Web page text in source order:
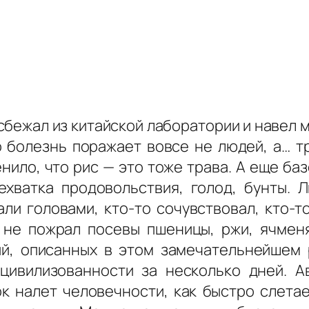
из китайской лаборатории и навел
поражает вовсе не людей, а…
что рис — это тоже трава. А еще
продовольствия, голод, бунты.
головами, кто-то сочувствовал, кто-
пожрал посевы пшеницы, ржи,
описанных в этом
за несколько
налет человечности, как быстро